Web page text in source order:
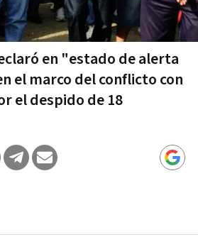
en "estado de alerta
el marco del conflicto con
el despido de 18